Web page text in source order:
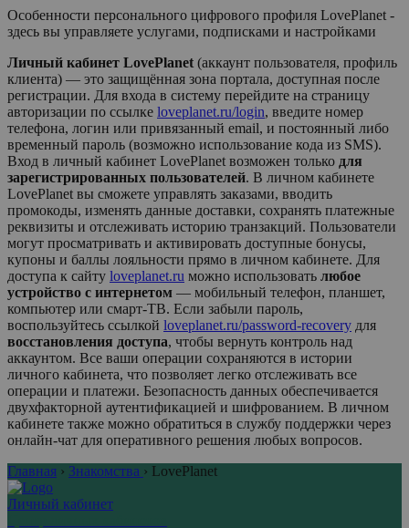
Особенности персонального цифрового профиля LovePlanet -
здесь вы управляете услугами, подписками и настройками
Личный кабинет LovePlanet (аккаунт пользователя, профиль
клиента) — это защищённая зона портала, доступная после
регистрации. Для входа в систему перейдите на страницу
авторизации по ссылке loveplanet.ru/login, введите номер
телефона, логин или привязанный email, и постоянный либо
временный пароль (возможно использование кода из SMS).
Вход в личный кабинет LovePlanetвозможен только для
зарегистрированных пользователей. В личном кабинете
LovePlanetвы сможете управлять заказами, вводить
промокоды, изменять данные доставки, сохранять платежные
реквизиты и отслеживать историю транзакций. Пользователи
могут просматривать и активировать доступные бонусы,
купоны и баллы лояльности прямо в личном кабинете. Для
доступа к сайту loveplanet.ru можно использовать любое
устройство с интернетом — мобильный телефон, планшет,
компьютер или смарт-ТВ. Если забыли пароль,
воспользуйтесь ссылкой loveplanet.ru/password-recovery для
восстановления доступа, чтобы вернуть контроль над
аккаунтом. Все ваши операции сохраняются в истории
личного кабинета, что позволяет легко отслеживать все
операции и платежи. Безопасность данных обеспечивается
двухфакторной аутентификацией и шифрованием. В личном
кабинете также можно обратиться в службу поддержки через
онлайн-чат для оперативного решения любых вопросов.
Главная › Знакомства › LovePlanet
Личный кабинет